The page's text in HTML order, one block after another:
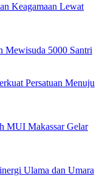
Keagamaan Lewat
Mewisuda 5000 Santri
Persatuan Menuju
MUI Makassar Gelar
Ulama dan Umara